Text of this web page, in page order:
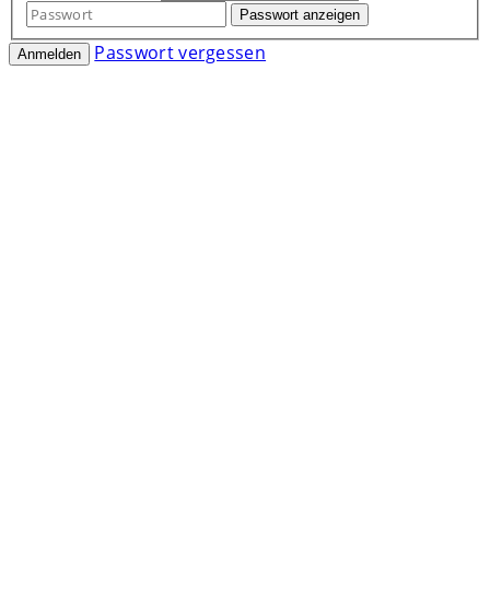
Passwort anzeigen
Anmelden Passwort vergessen